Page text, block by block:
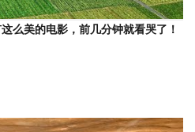
么美的电影，前几分钟就看哭了！